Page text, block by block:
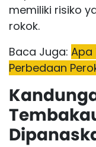
memiliki risiko
rokok.
Baca Juga: Apa
Perbedaan